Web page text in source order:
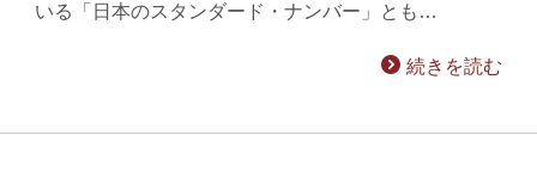
いる「日本のスタンダード・ナンバー」とも…
続きを読む